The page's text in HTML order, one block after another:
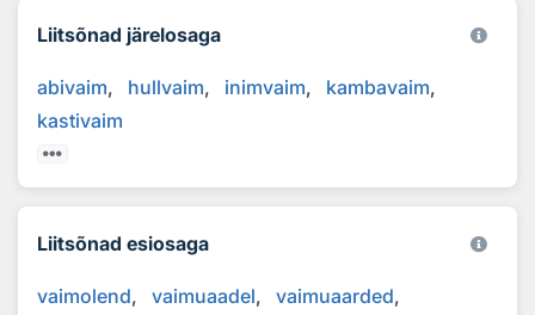
Liitsõnad järelosaga
abivaim hullvaim inimvaim
kambavaim
kastivaim
Liitsõnad esiosaga
vaimolend vaimuaadel
vaimuaarded